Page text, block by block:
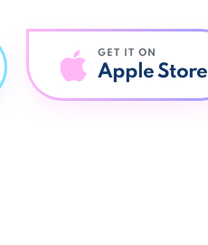
GET IT ON
Apple Store